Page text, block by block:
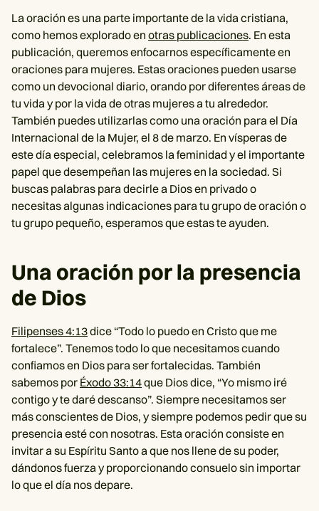
La oración es una parte importante de la vida cristiana,
como hemos explorado en otras publicaciones. En esta
publicación, queremos enfocarnos específicamente en
oraciones para mujeres. Estas oraciones pueden usarse
como un devocional diario, orando por diferentes áreas de
tu vida y por la vida de otras mujeres a tu alrededor.
También puedes utilizarlas como una oración para el Día
Internacional de la Mujer, el 8 de marzo. En vísperas de
este día especial, celebramos la feminidad y el importante
papel que desempeñan las mujeres en la sociedad. Si
buscas palabras para decirle a Dios en privado o
necesitas algunas indicaciones para tu grupo de oración o
tu grupo pequeño, esperamos que estas te ayuden.
Una oración por la presencia
de Dios
Filipenses 4:13dice “Todo lo puedo en Cristo que me
fortalece”. Tenemos todo lo que necesitamos cuando
confiamos en Dios para ser fortalecidas. También
sabemos por Éxodo 33:14que Dios dice, “Yo mismo iré
contigo y te daré descanso”. Siempre necesitamos ser
más conscientes de Dios, y siempre podemos pedir que su
presencia esté con nosotras. Esta oración consiste en
invitar a su Espíritu Santo a que nos llene de su poder,
dándonos fuerza y proporcionando consuelo sin importar
lo que el día nos depare.